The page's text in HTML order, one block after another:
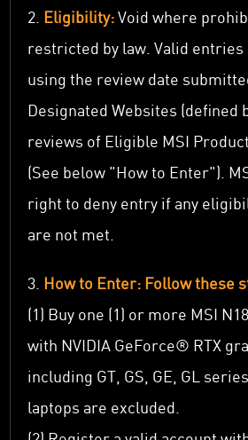
2. Eligibility:Void where
restricted by law. Valid entries
using the review date
Designated Websites (defined
reviews of Eligible MSI
(See below "How to Enter").
right to deny entry if any
are not met.
3. How to Enter: Follow these
(1) Buy one (1) or more MSI
with NVIDIA GeForce® RTX
including GT, GS, GE, GL
laptops are excluded.